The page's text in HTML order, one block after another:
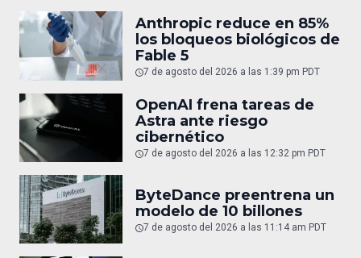
Anthropic reduce en 85%
los bloqueos biológicos de
Fable 5
7 de agosto del 2026 a las 1:39 pm PDT
OpenAI frena tareas de
Astra ante riesgo
cibernético
7 de agosto del 2026 a las 12:32 pm PDT
ByteDance preentrena un
modelo de 10 billones
7 de agosto del 2026 a las 11:14 am PDT